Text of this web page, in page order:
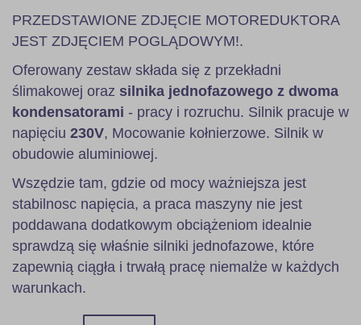
PRZEDSTAWIONE ZDJĘCIE MOTOREDUKTORA
JEST ZDJĘCIEM POGLĄDOWYM!.
Oferowany zestaw składa się z przekładni
ślimakowej oraz silnika jednofazowego z dwoma
kondensatorami - pracy i rozruchu. Silnik pracuje w
napięciu 230V, Mocowanie kołnierzowe. Silnik w
obudowie aluminiowej.
Wszędzie tam, gdzie od mocy ważniejsza jest
stabilnosc napięcia, a praca maszyny nie jest
poddawana dodatkowym obciążeniom idealnie
sprawdzą się właśnie silniki jednofazowe, które
zapewnią ciągła i trwałą pracę niemalże w każdych
warunkach.